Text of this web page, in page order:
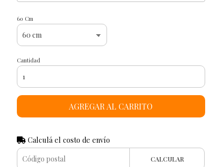
60 Cm
Cantidad
AGREGAR AL CARRITO
Calculá el costo de envío
CALCULAR